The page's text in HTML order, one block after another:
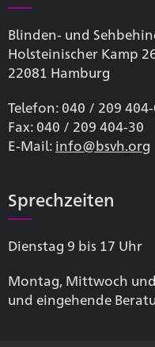
Blinden- und
Holsteinischer Kamp
22081 Hamburg
Telefon: 040 / 209
Fax: 040 / 209 404-30
E-Mail: info@bsvh.org
Sprechzeiten
Dienstag 9 bis 17 Uhr
Montag, Mittwoch
und eingehende